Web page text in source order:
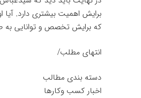
برایش اهمیت بیشتری دارد. آیا
که برایش تخصص و توانایی به
انتهای مطلب/
دسته بندی مطالب
اخبار کسب وکارها